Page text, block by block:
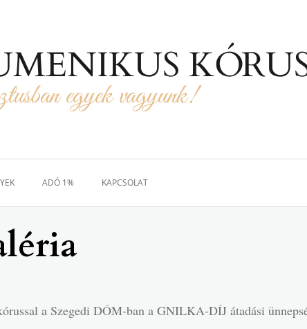
egyek vagyunk!
ADÓ 1% KAPCSOLAT
a Szegedi DÓM-ban a GNILKA-DÍJ átadási